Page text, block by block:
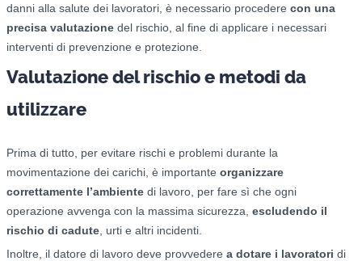
danni alla salute dei lavoratori, è necessario procedere con una
precisa valutazione del rischio, al fine di applicare i necessari
interventi di prevenzione e protezione.
Valutazione del rischio e metodi da
utilizzare
Prima di tutto, per evitare rischi e problemi durante la
movimentazione dei carichi, è importante organizzare
correttamente l’ambiente di lavoro, per fare sì che ogni
operazione avvenga con la massima sicurezza, escludendo il
rischio di cadute , urti e altri incidenti.
Inoltre, il datore di lavoro deve provvedere a dotare i lavoratori di